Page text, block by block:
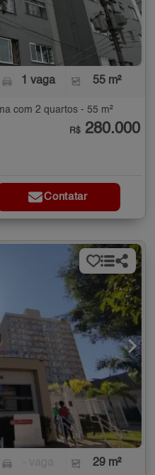
1 vaga 55 m²
com 2 quartos - 55 m²
R$ 280.000
Contatar
29 m²